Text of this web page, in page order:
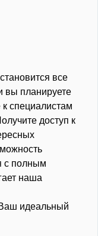
все
вы планируете
специалистам
доступ к
с полным
наша
идеальный